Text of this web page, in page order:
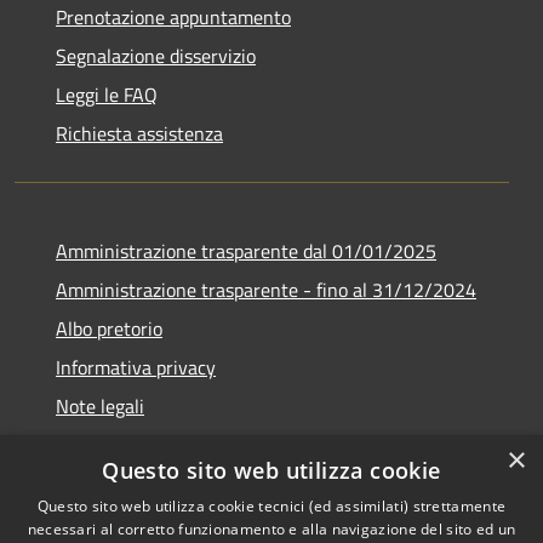
Prenotazione appuntamento
Segnalazione disservizio
Leggi le FAQ
Richiesta assistenza
Amministrazione trasparente dal 01/01/2025
Amministrazione trasparente - fino al 31/12/2024
Albo pretorio
Informativa privacy
Note legali
Piano di miglioramento del sito
×
Questo sito web utilizza cookie
Questo sito web utilizza cookie tecnici (ed assimilati) strettamente
necessari al corretto funzionamento e alla navigazione del sito ed un